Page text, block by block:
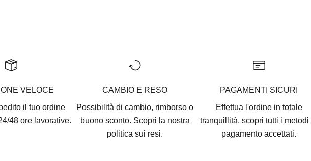
VELOCE
il tuo ordine
48 ore lavorative.
CAMBIO E RESO
Possibilità di cambio, rimborso o
buono sconto. Scopri la nostra
politica sui resi.
PAGAMENTI SICURI
Effettua l'ordine in totale
tranquillità, scopri tutti i metodi
pagamento accettati.